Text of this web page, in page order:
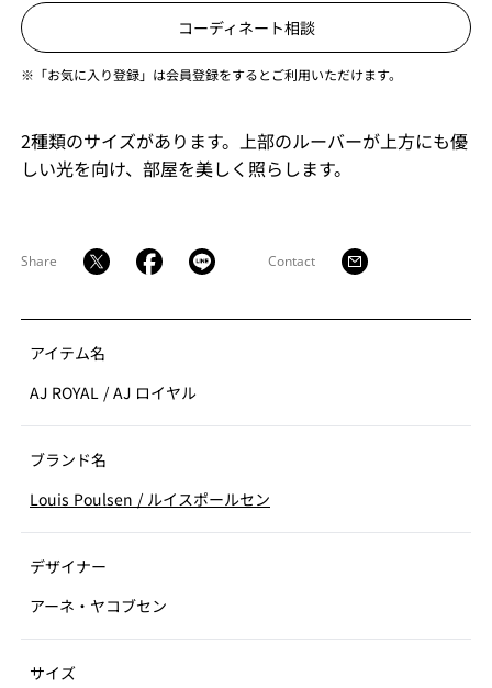
コーディネート相談
※「お気に入り登録」は会員登録をするとご利用いただけます。
2種類のサイズがあります。上部のルーバーが上方にも優
しい光を向け、部屋を美しく照らします。
Share Contact
アイテム名
AJ ROYAL / AJ ロイヤル
ブランド名
Louis Poulsen / ルイスポールセン
デザイナー
アーネ・ヤコブセン
サイズ